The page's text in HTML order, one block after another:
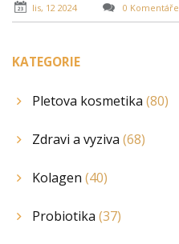
lis, 12 2024 0 Komentáře
KATEGORIE
Pletova kosmetika (80)
Zdravi a vyziva (68)
Kolagen (40)
Probiotika (37)